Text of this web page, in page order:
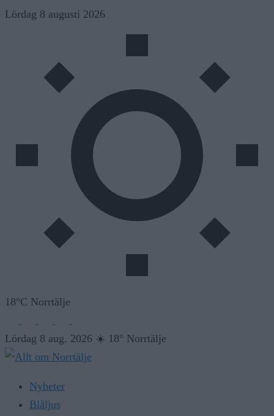
Skip
Lördag 8 augusti 2026
18°C Norrtälje
Lördag 8 aug. 2026 ☀️ 18° Norrtälje
Nyheter
Blåljus